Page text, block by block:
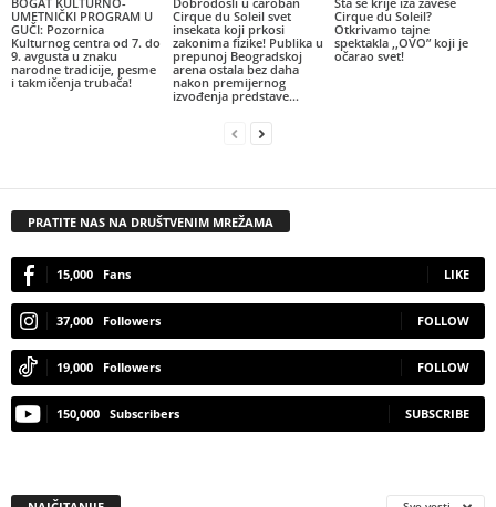
UMETNIČKI PROGRAM U
GUČI: Pozornica
Kulturnog centra od 7. do
9. avgusta u znaku
narodne tradicije, pesme
i takmičenja trubača!
Cirque du Soleil svet
insekata koji prkosi
zakonima fizike! Publika u
prepunoj Beogradskoj
arena ostala bez daha
nakon premijernog
izvođenja predstave...
Cirque du Soleil?
Otkrivamo tajne
spektakla ,,OVO” koji je
očarao svet!
PRATITE NAS NA DRUŠTVENIM MREŽAMA
15,000 Fans LIKE
37,000 Followers FOLLOW
19,000 Followers FOLLOW
150,000 Subscribers SUBSCRIBE